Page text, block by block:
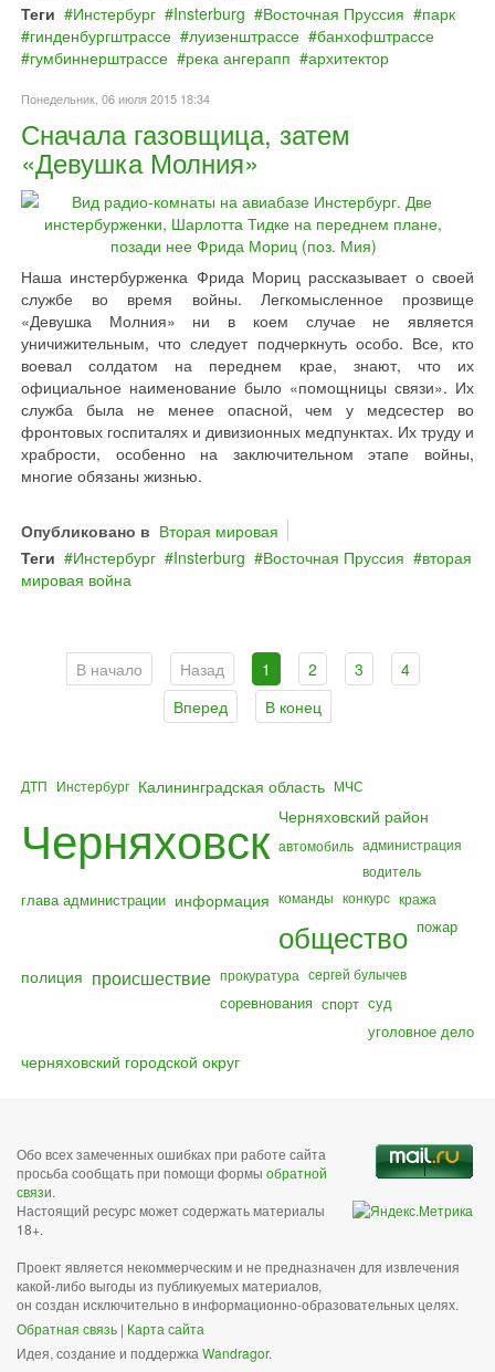
Теги
Инстербург Insterburg Восточная Пруссия
парк
гинденбургштрассе
луизенштрассе
банхофштрассе
гумбиннерштрассе
река ангерапп архитектор
Понедельник, 06 июля 2015 18:34
Сначала газовщица, затем
«Девушка Молния»
Наша инстербурженка Фрида Мориц рассказывает о своей
службе во время войны. Легкомысленное прозвище
«Девушка Молния» ни в коем случае не является
уничижительным, что следует подчеркнуть особо. Все, кто
воевал солдатом на переднем крае, знают, что их
официальное наименование было «помощницы связи». Их
служба была не менее опасной, чем у медсестер во
фронтовых госпиталях и дивизионных медпунктах. Их труду и
храбрости, особенно на заключительном этапе войны,
многие обязаны жизнью.
Опубликовано в Вторая мировая
Теги
Инстербург Insterburg Восточная Пруссия
вторая
мировая война
В начало Назад 1 2 3
4
Вперед
В конец
ДТП Инстербург Калининградская область МЧС
Черняховск Черняховский район
автомобиль администрация
водитель
глава администрации информация команды конкурс кража
общество пожар
полиция происшествие прокуратура сергей булычев
соревнования спорт суд
уголовное дело
черняховский городской округ
Обо всех замеченных ошибках при работе сайта
просьба сообщать при помощи формы обратной
связи.
Настоящий ресурс может содержать материалы
18+.
Проект является некоммерческим и не предназначен для извлечения
какой-либо выгоды из публикуемых материалов,
он создан исключительно в информационно-образовательных целях.
Обратная связь | Карта сайта
Идея, создание и поддержка Wandragor.